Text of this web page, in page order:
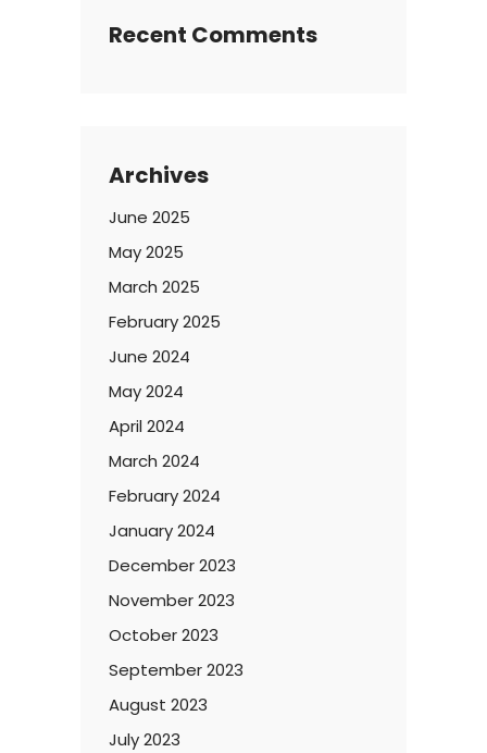
Recent Comments
Archives
June 2025
May 2025
March 2025
February 2025
June 2024
May 2024
April 2024
March 2024
February 2024
January 2024
December 2023
November 2023
October 2023
September 2023
August 2023
July 2023